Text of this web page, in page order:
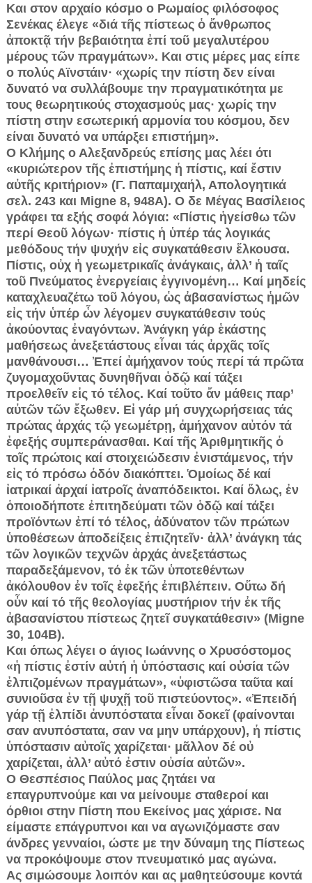
Και στον αρχαίο κόσμο ο Ρωμαίος φιλόσοφος
Σενέκας έλεγε «διά τῆς πίστεως ὁ ἄνθρωπος
ἀποκτᾷ τήν βεβαιότητα ἐπί τοῦ μεγαλυτέρου
μέρους τῶν πραγμάτων». Και στις μέρες μας είπε
ο πολύς Αϊνστάιν· «χωρίς την πίστη δεν είναι
δυνατό να συλλάβουμε την πραγματικότητα με
τους θεωρητικούς στοχασμούς μας· χωρίς την
πίστη στην εσωτερική αρμονία του κόσμου, δεν
είναι δυνατό να υπάρξει επιστήμη».
Ο Κλήμης ο Αλεξανδρεύς επίσης μας λέει ότι
«κυριώτερον τῆς ἐπιστήμης ἡ πίστις, καί ἔστιν
αὐτῆς κριτήριον» (Γ. Παπαμιχαήλ, Απολογητικά
σελ. 243 και Migne 8, 948Α). Ο δε Μέγας Βασίλειος
γράφει τα εξής σοφά λόγια: «Πίστις ἡγείσθω τῶν
περί Θεοῦ λόγων· πίστις ἡ ὑπέρ τάς λογικάς
μεθόδους τήν ψυχήν εἰς συγκατάθεσιν ἕλκουσα.
Πίστις, οὐχ ἡ γεωμετρικαῖς ἀνάγκαις, ἀλλ’ ἡ ταῖς
τοῦ Πνεύματος ἐνεργείαις ἐγγινομένη… Καί μηδείς
καταχλευαζέτω τοῦ λόγου, ὡς ἀβασανίστως ἡμῶν
εἰς τήν ὑπέρ ὧν λέγομεν συγκατάθεσιν τούς
ἀκούοντας ἐναγόντων. Ἀνάγκη γάρ ἑκάστης
μαθήσεως ἀνεξετάστους εἶναι τάς ἀρχᾶς τοῖς
μανθάνουσι… Ἐπεί ἀμήχανον τούς περί τά πρῶτα
ζυγομαχοῦντας δυνηθῆναι ὁδῷ καί τάξει
προελθεῖν εἰς τό τέλος. Καί τοῦτο ἄν μάθεις παρ’
αὐτῶν τῶν ἔξωθεν. Εἰ γάρ μή συγχωρήσειας τάς
πρώτας ἀρχάς τῷ γεωμέτρῃ, ἀμήχανον αὐτόν τά
ἐφεξής συμπεράνασθαι. Καί τῆς Ἀριθμητικῆς ὁ
τοῖς πρώτοις καί στοιχειώδεσιν ἐνιστάμενος, τήν
εἰς τό πρόσω ὁδόν διακόπτει. Ὁμοίως δέ καί
ἰατρικαί ἀρχαί ἰατροῖς ἀναπόδεικτοι. Καί ὅλως, ἐν
ὁποιοδήποτε ἐπιτηδεύματι τῶν ὁδῷ καί τάξει
προϊόντων ἐπί τό τέλος, ἀδύνατον τῶν πρώτων
ὑποθέσεων ἀποδείξεις ἐπιζητεῖν· ἀλλ’ ἀνάγκη τάς
τῶν λογικῶν τεχνῶν ἀρχάς ἀνεξετάστως
παραδεξάμενον, τό ἐκ τῶν ὑποτεθέντων
ἀκόλουθον ἐν τοῖς ἐφεξής ἐπιβλέπειν. Οὕτω δή
οὖν καί τό τῆς θεολογίας μυστήριον τήν ἐκ τῆς
ἀβασανίστου πίστεως ζητεῖ συγκατάθεσιν» (Migne
30, 104B).
Και όπως λέγει ο άγιος Ιωάννης ο Χρυσόστομος
«ἡ πίστις ἐστίν αὐτή ἡ ὑπόστασις καί οὐσία τῶν
ἐλπιζομένων πραγμάτων», «ὑφιστῶσα ταῦτα καί
συνιοῦσα ἐν τῇ ψυχῇ τοῦ πιστεύοντος». «Ἐπειδή
γάρ τῇ ἐλπίδι ἀνυπόστατα εἶναι δοκεῖ (φαίνονται
σαν ανυπόστατα, σαν να μην υπάρχουν), ἡ πίστις
ὑπόστασιν αὐτοῖς χαρίζεται· μᾶλλον δέ οὐ
χαρίζεται, ἀλλ’ αὐτό ἐστιν οὐσία αὐτῶν».
Ο Θεσπέσιος Παύλος μας ζητάει να
επαγρυπνούμε και να μείνουμε σταθεροί και
όρθιοι στην Πίστη που Εκείνος μας χάρισε. Να
είμαστε επάγρυπνοι και να αγωνιζόμαστε σαν
άνδρες γενναίοι, ώστε με την δύναμη της Πίστεως
να προκόψουμε στον πνευματικό μας αγώνα.
Ας σιμώσουμε λοιπόν και ας μαθητεύσουμε κοντά